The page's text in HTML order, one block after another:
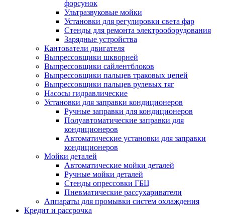
форсунок
Ультразвуковые мойки
Установки для регулировки света фар
Стенды для ремонта электрооборудования
Зарядные устройства
Кантователи двигателя
Выпрессовщики шкворней
Выпрессовщики сайлентблоков
Выпрессовщики пальцев траковых цепей
Выпрессовщики пальцев рулевых тяг
Насосы гидравлические
Установки для заправки кондиционеров
Ручные заправки для кондиционеров
Полуавтоматические заправки для
кондиционеров
Автоматические установки для заправки
кондиционеров
Мойки деталей
Автоматические мойки деталей
Ручные мойки деталей
Стенды опрессовки ГБЦ
Пневматические рассухариватели
Аппараты для промывки систем охлаждения
Кредит и рассрочка